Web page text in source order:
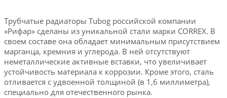
Трубчатые радиаторы Tubog российской компании
«Рифар» сделаны из уникальной стали марки CORREX. В
своем составе она обладает минимальным присутствием
марганца, кремния и углерода. В ней отсутствуют
неметаллические активные вставки, что увеличивает
устойчивость материала к коррозии. Кроме этого, сталь
отливается с удвоенной толщиной (в 1,6 миллиметра),
специально для отечественного рынка.